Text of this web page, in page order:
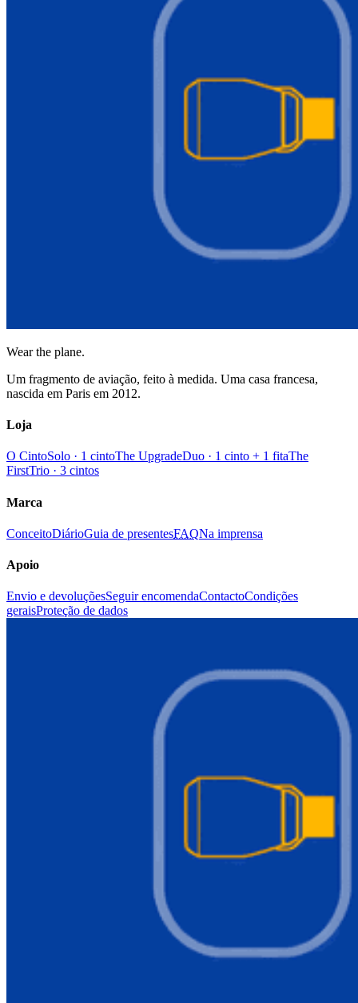
Wear the plane.
Um fragmento de aviação, feito à medida. Uma casa francesa,
nascida em Paris em 2012.
Loja
O CintoSolo · 1 cintoThe UpgradeDuo · 1 cinto + 1 fitaThe
FirstTrio · 3 cintos
Marca
ConceitoDiárioGuia de presentesFAQNa imprensa
Apoio
Envio e devoluçõesSeguir encomendaContactoCondições
geraisProteção de dados